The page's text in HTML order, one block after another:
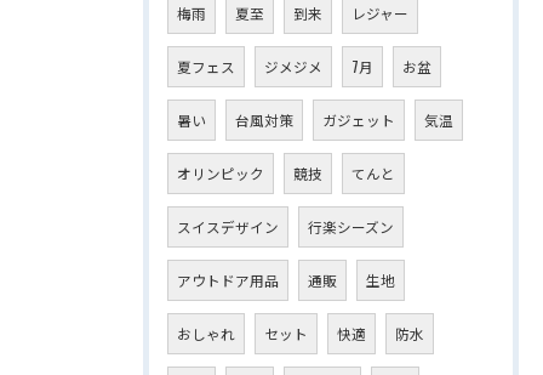
梅雨 夏至 到来 レジャー
夏フェス ジメジメ 7月 お盆
暑い 台風対策 ガジェット 気温
オリンピック 競技 てんと
スイスデザイン 行楽シーズン
アウトドア用品 通販 生地
おしゃれ セット 快適 防水